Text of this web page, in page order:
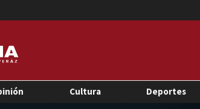
Cultura Deportes